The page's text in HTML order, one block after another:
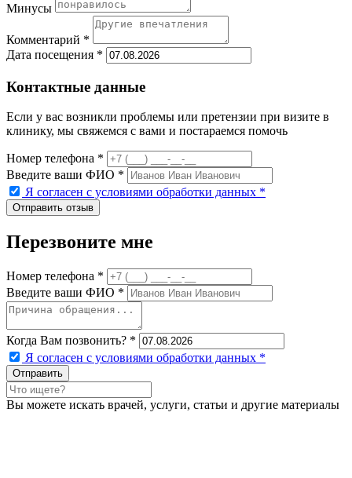
Минусы
Комментарий *
Дата посещения *
Контактные данные
Если у вас возникли проблемы или претензии при визите в
клинику, мы свяжемся с вами и постараемся помочь
Номер телефона *
Введите ваши ФИО *
Я согласен с условиями обработки данных *
Перезвоните мне
Номер телефона *
Введите ваши ФИО *
Когда Вам позвонить? *
Я согласен с условиями обработки данных *
Вы можете искать врачей, услуги, статьи и другие материалы